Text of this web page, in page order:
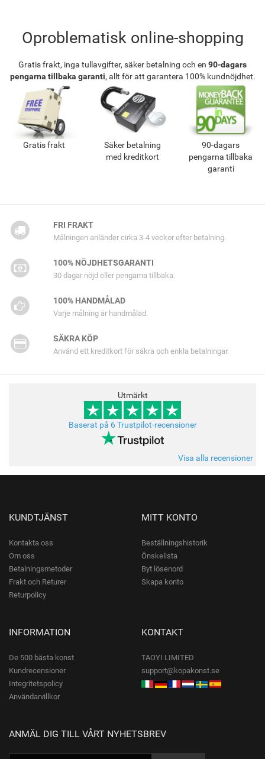
Oproblematisk online-shopping
Gratis frakt, inga tullavgifter, säker betalning och en 90-dagars
pengarna tillbaka garanti, allt för att garantera 100% kundnöjdhet.
Gratis frakt
Säker betalning
med kreditkort
90-dagars
pengarna tillbaka
garanti
FRI FRAKT
Målningen anländer cirka 3-4 veckor efter betalning.
100% NÖJDHETSGARANTI
30 dagar nöjd eller pengarna tillbaka.
100% HANDMÅLAD
Varje målning är handmålad.
SÄKRA KÖP
Använd ett kreditkort för säkra och enkla betalningar.
Utmärkt
Baserat på 6 Trustpilot-recensioner
Visa alla recensioner
KUNDTJÄNST
Kontakta oss
Om oss
Betalningsmetoder
Frakt och Returer
Returpolicy
MITT KONTO
Beställningshistorik
Önskelista
Byt lösenord
Skapa konto
INFORMATION
De 500 bästa konst
Kundrecensioner
Integritetspolicy
Användarvillkor
KONTAKT
TAOYI LIMITED
support@kopakonst.se
ANMÄL DIG TILL VÅRT NYHETSBREV